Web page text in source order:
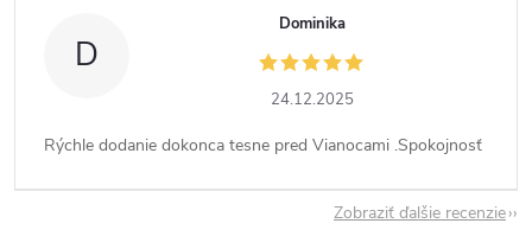
D
Dominika
24.12.2025
Rýchle dodanie dokonca tesne pred Vianocami .Spokojnosť
Zobraziť ďalšie recenzie